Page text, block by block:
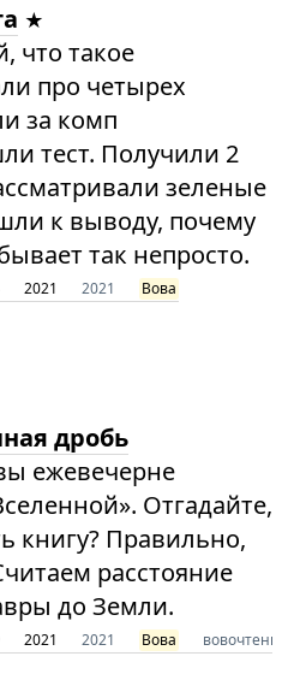
что такое
про четырех
за комп
тест. Получили 2
зеленые
к выводу, почему
так непросто.
2021 2021 Вова
дробь
ежевечерне
Отгадайте,
книгу? Правильно,
расстояние
до Земли.
2021 2021 Вова вовочтение